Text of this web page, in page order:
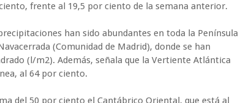
frente al 19,5 por ciento de la semana anterior.
han sido abundantes en toda la Península
(Comunidad de Madrid), donde se han
(l/m2). Además, señala que la Vertiente Atlántica
al 64 por ciento.
del 50 por ciento el Cantábrico Oriental, que está al